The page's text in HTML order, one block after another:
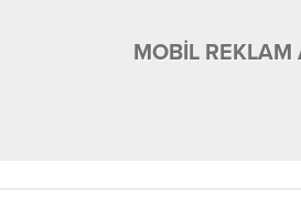
MOBİL REKLAM